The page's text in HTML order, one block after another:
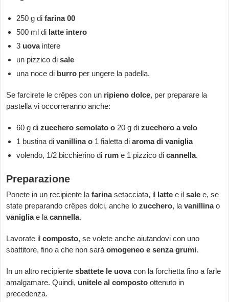
250 g difarina 00
500 ml di latte intero
3 uovaintere
un pizzico disale
una noce di burro per ungere la padella.
Se farcirete le crêpes con un ripieno dolce, per preparare la
pastella vi occorreranno anche:
60 g dizucchero semolato o 20 g dizucchero a velo
1 bustina divanillina o 1 fialetta diaroma di vaniglia
volendo, 1/2 bicchierino di rum e 1 pizzico dicannella.
Preparazione
Ponete in un recipiente lafarinasetacciata, il latte e ilsale e, se
state preparando crêpes dolci, anche lo zucchero, la vanillinao
vanigliae lacannella.
Lavorate ilcomposto, se volete anche aiutandovi con uno
sbattitore, fino a che non saràomogeneo e senza grumi.
In un altro recipientesbattete le uovacon la forchetta fino a farle
amalgamare. Quindi, unitele al composto ottenuto in
precedenza.